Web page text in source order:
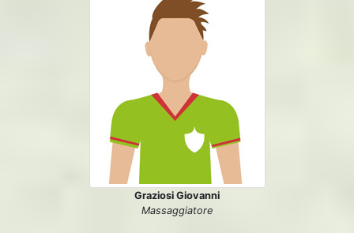
Graziosi Giovanni
Massaggiatore